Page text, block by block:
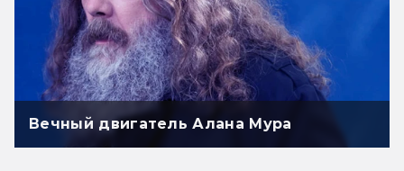
Вечный двигатель Алана Мура